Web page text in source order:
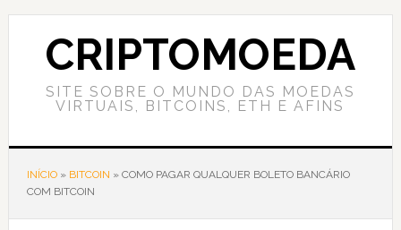
Skip
content
Skip
primary
Skip
CRIPTOMOEDA
SITE SOBRE O MUNDO DAS MOEDAS
VIRTUAIS, BITCOINS, ETH E AFINS
INÍCIO» BITCOIN » COMO PAGAR QUALQUER BOLETO BANCÁRIO
COM BITCOIN